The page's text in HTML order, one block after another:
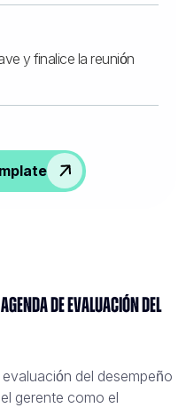
y finalice la reunión
de evaluación del
del desempeño
gerente como el